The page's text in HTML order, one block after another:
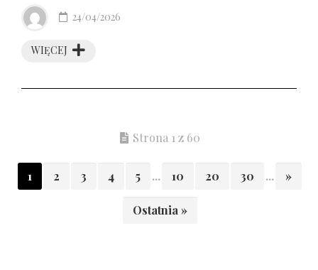
WIĘCEJ
24/04/2026
Strona 1 z 60
1 2 3 4 5 ... 10 20 30 ... »
Ostatnia »